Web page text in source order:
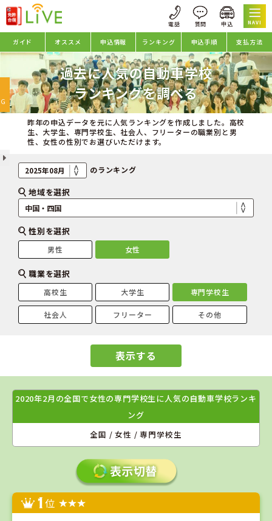
NAVI
ガイド オススメ 申込情報 ランキング 申込手順 支払方法
過去に人気の自動車学校
ランキングを調べる
昨年の申込データを元に人気ランキングを作成しました。高校
生、大学生、専門学校生、社会人、フリーターの職業別と男
性、女性の性別でお選びいただけます。
のランキング
地域を選択
性別を選択
男性 女性
職業を選択
高校生 大学生 専門学校生
社会人 フリーター その他
表示する
2020年2月の全国で女性の専門学校生に人気の自動車学校ランキ
ング
全国 / 女性 / 専門学校生
1位